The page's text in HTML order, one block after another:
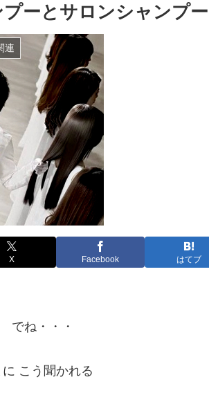
ーとサロンシャンプ
連
X Facebook はてブ
でね・・・
こう聞かれる